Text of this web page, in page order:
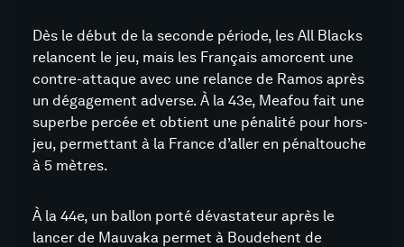
Dès le début de la seconde période, les All Blacks
relancent le jeu, mais les Français amorcent une
contre-attaque avec une relance de Ramos après
un dégagement adverse. À la 43e, Meafou fait une
superbe percée et obtient une pénalité pour hors-
jeu, permettant à la France d’aller en pénaltouche
à 5 mètres.
À la 44e, un ballon porté dévastateur après le
lancer de Mauvaka permet à Boudehent de